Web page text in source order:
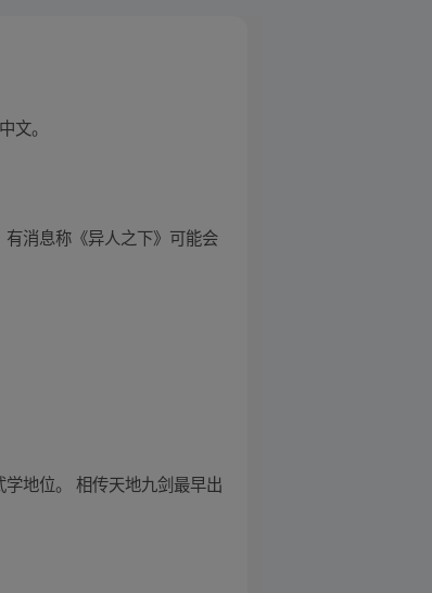
文。
消息称《异人之下》可能会
地位。 相传天地九剑最早出